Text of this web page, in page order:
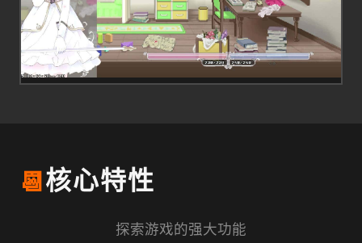
📆 核心特性
探索游戏的强大功能